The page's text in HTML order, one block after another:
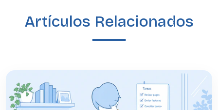
Artículos Relacionados